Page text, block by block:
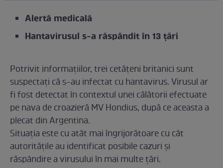
Alertă medicală
Hantavirusul s-a răspândit în 13 țări
Potrivit informațiilor, trei cetățeni britanici sunt
suspectați că s-au infectat cu hantavirus. Virusul ar
fi fost detectat în contextul unei călătorii efectuate
pe nava de croazieră MV Hondius, după ce aceasta a
plecat din Argentina.
Situația este cu atât mai îngrijorătoare cu cât
autoritățile au identificat posibile cazuri și
răspândire a virusului în mai multe țări.